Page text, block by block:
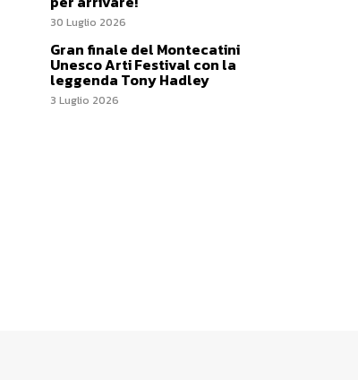
30 Luglio 2026
Gran finale del Montecatini
Unesco Arti Festival con la
leggenda Tony Hadley
3 Luglio 2026